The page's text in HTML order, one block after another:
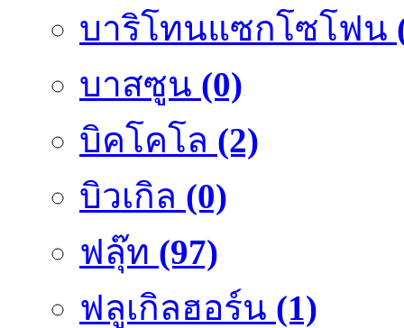
บาริโทนแซกโซโฟน
บาสซูน (0)
บิคโคโล (2)
บิวเกิล (0)
ฟลุ๊ท (97)
ฟลูเกิลฮอร์น (1)